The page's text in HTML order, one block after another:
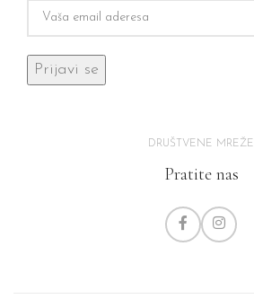
DRUŠTVENE MREŽE
Pratite nas